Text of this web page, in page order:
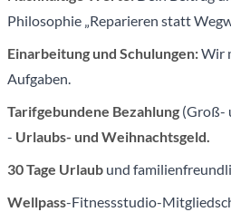
Philosophie „Reparieren statt
Einarbeitung und Schulungen:Wir
Aufgaben.
Tarifgebundene Bezahlung (Groß-
- Urlaubs- und Weihnachtsgeld.
30 Tage Urlaub und
Wellpass-Fitnessstudio-